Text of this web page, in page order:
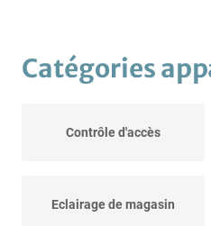
Catégories
Contrôle d'accès
Eclairage de magasin